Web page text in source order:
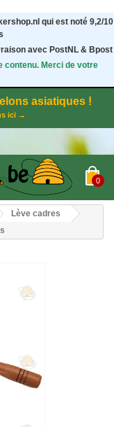
qui est noté 9,2/10
avec PostNL & Bpost
contenu. Merci de votre
asiatiques !
ici →
0
Lève cadres